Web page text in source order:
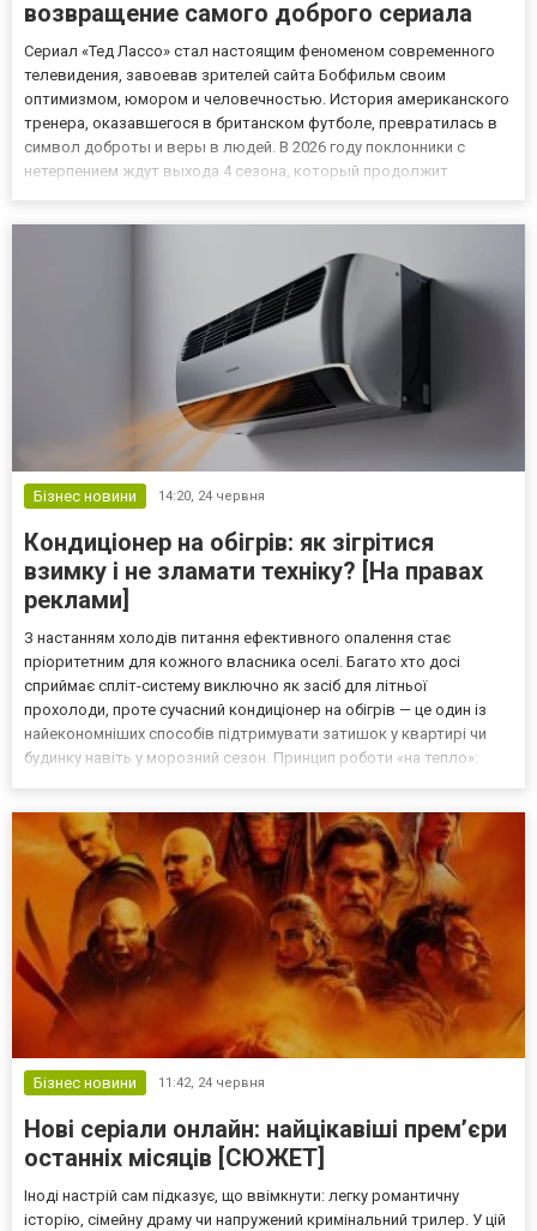
возвращение самого доброго сериала
Сериал «Тед Лассо» стал настоящим феноменом современного
телевидения, завоевав зрителей сайта Бобфильм своим
оптимизмом, юмором и человечностью. История американского
тренера, оказавшегося в британском футболе, превратилась в
символ доброты и веры в людей. В 2026 году поклонники с
нетерпением ждут выхода 4 сезона, который продолжит
Бізнес новини 14:20, 24 червня
Кондиціонер на обігрів: як зігрітися
взимку і не зламати техніку? [На правах
реклами]
З настанням холодів питання ефективного опалення стає
пріоритетним для кожного власника оселі. Багато хто досі
сприймає спліт-систему виключно як засіб для літньої
прохолоди, проте сучасний кондиціонер на обігрів — це один із
найекономніших способів підтримувати затишок у квартирі чи
будинку навіть у морозний сезон. Принцип роботи «на тепло»:
допомогою ТЕНів,...
Бізнес новини 11:42, 24 червня
Нові серіали онлайн: найцікавіші прем’єри
останніх місяців [СЮЖЕТ]
Іноді настрій сам підказує, що ввімкнути: легку романтичну
історію, сімейну драму чи напружений кримінальний трилер. У цій